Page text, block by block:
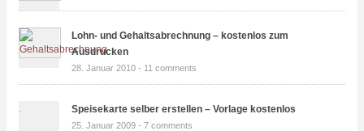
Lohn- und Gehaltsabrechnung – kostenlos zum
Ausdrucken
28. Januar 2010 - 11 comments
Speisekarte selber erstellen – Vorlage kostenlos
25. Januar 2009 - 7 comments